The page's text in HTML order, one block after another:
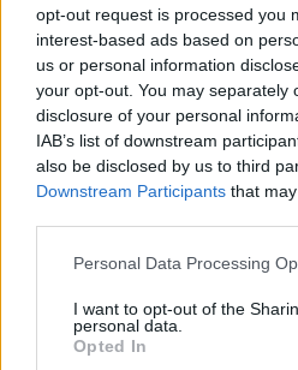
opt-out request is processed you
interest-based ads based on
us or personal information
your opt-out. You may separately
disclosure of your personal
IAB’s list of downstream
also be disclosed by us to third
Downstream Participants that
Please note that this website/app
not limited to your visit or usage
grant or deny consent to Google
use your data for below specified
Personal Data Processing
I want to opt-out of the
personal data.
Opted In
και ένα μοναδικό εκπτωτικό
απόσταση, τοSerravalle
μπουτίκ διάσημων οίκων
Dolce & Gabbana, με
από 30% έως 70%.
Εκπτωτικά χωριά
Serravalle Designer